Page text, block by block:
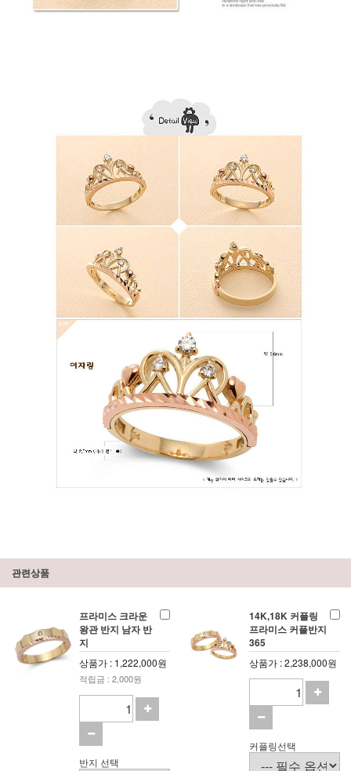
관련상품
프라미스 크라운
왕관 반지 남자 반
지
상품가 : 1,222,000원
적립금 : 2,000원
반지 선택
14K,18K 커플링
프라미스 커플반지
365
상품가 : 2,238,000원
커플링선택